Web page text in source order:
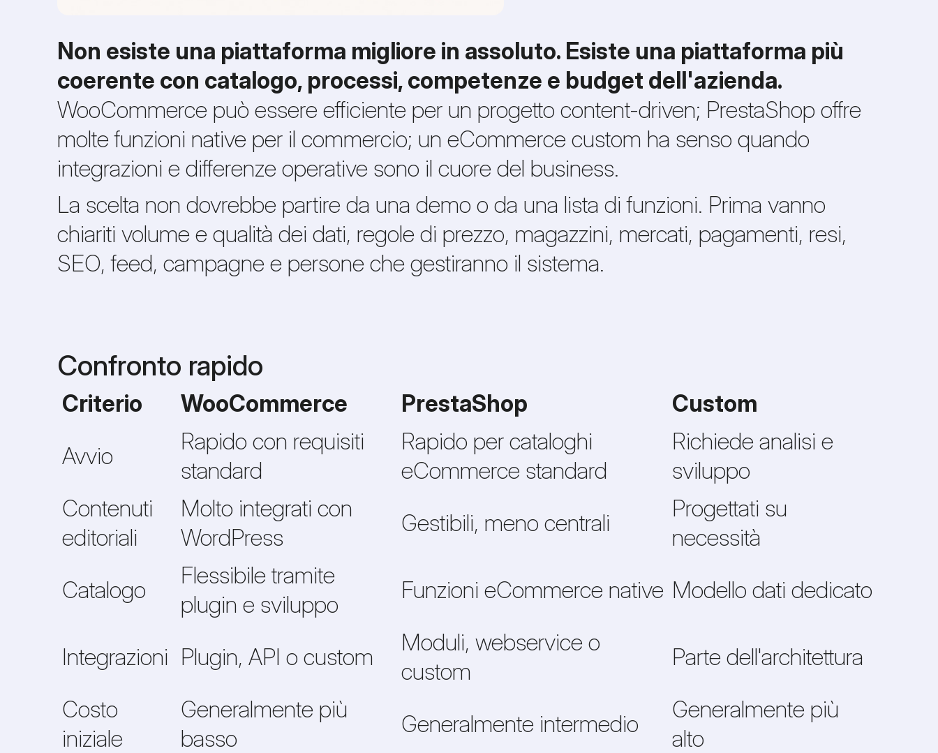
Non esiste una piattaforma migliore in assoluto. Esiste una piattaforma più
coerente con catalogo, processi, competenze e budget dell'azienda.
WooCommerce può essere efficiente per un progetto content-driven; PrestaShop offre
molte funzioni native per il commercio; un eCommerce custom ha senso quando
integrazioni e differenze operative sono il cuore del business.
La scelta non dovrebbe partire da una demo o da una lista di funzioni. Prima vanno
chiariti volume e qualità dei dati, regole di prezzo, magazzini, mercati, pagamenti, resi,
SEO, feed, campagne e persone che gestiranno il sistema.
Confronto rapido
Criterio WooCommerce PrestaShop
Custom
Avvio
Rapido con requisiti
standard
Rapido per cataloghi
eCommerce standard
Richiede analisi e
sviluppo
Contenuti
editoriali
Molto integrati con
WordPress
Gestibili, meno centrali
Progettati su
necessità
Catalogo
Flessibile tramite
plugin e sviluppo
Funzioni eCommerce native Modello dati dedicato
Integrazioni Plugin, API o custom
Moduli, webservice o
custom
Parte dell'architettura
Costo
iniziale
Generalmente più
basso
Generalmente intermedio
Generalmente più
alto